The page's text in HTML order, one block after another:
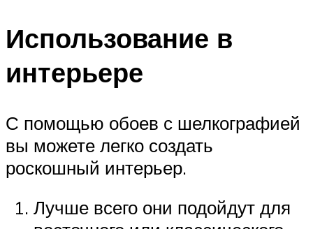
Использование в
интерьере
С помощью обоев с шелкографией
вы можете легко создать
роскошный интерьер.
Лучше всего они подойдут для